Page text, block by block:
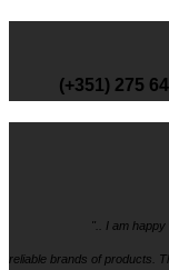
(+351) 275
".. I am
reliable brands of products.